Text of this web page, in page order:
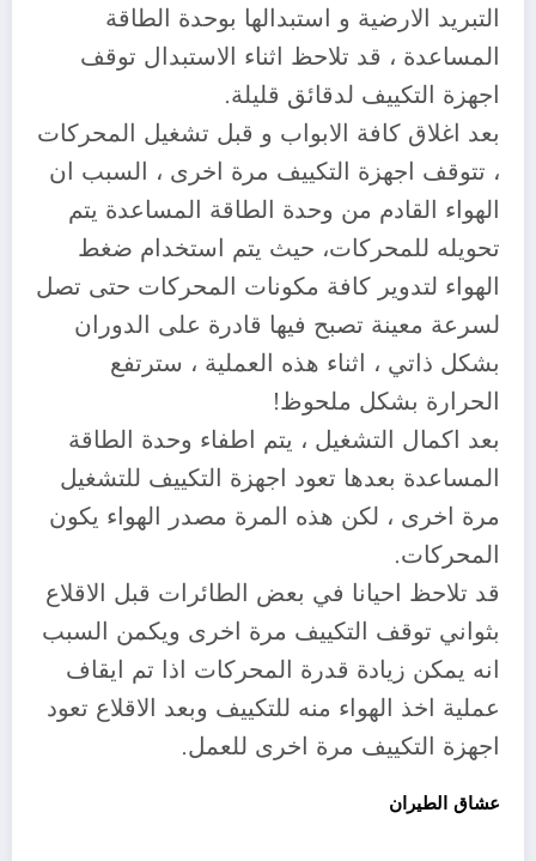
التبريد الارضية و استبدالها بوحدة الطاقة
المساعدة ، قد تلاحظ اثناء الاستبدال توقف
اجهزة التكييف لدقائق قليلة.
بعد اغلاق كافة الابواب و قبل تشغيل المحركات
، تتوقف اجهزة التكييف مرة اخرى ، السبب ان
الهواء القادم من وحدة الطاقة المساعدة يتم
تحويله للمحركات، حيث يتم استخدام ضغط
الهواء لتدوير كافة مكونات المحركات حتى تصل
لسرعة معينة تصبح فيها قادرة على الدوران
بشكل ذاتي ، اثناء هذه العملية ، سترتفع
الحرارة بشكل ملحوظ!
بعد اكمال التشغيل ، يتم اطفاء وحدة الطاقة
المساعدة بعدها تعود اجهزة التكييف للتشغيل
مرة اخرى ، لكن هذه المرة مصدر الهواء يكون
المحركات.
قد تلاحظ احيانا في بعض الطائرات قبل الاقلاع
بثواني توقف التكييف مرة اخرى ويكمن السبب
انه يمكن زيادة قدرة المحركات اذا تم ايقاف
عملية اخذ الهواء منه للتكييف وبعد الاقلاع تعود
اجهزة التكييف مرة اخرى للعمل.
عشاق الطيران